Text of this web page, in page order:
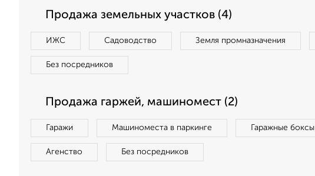
Продажа земельных участков (4)
ИЖС Садоводство Земля промназначения
Без посредников
Продажа гаржей, машиномест (2)
Гаражи Машиноместа в паркинге Гаражные боксы
Агенство Без посредников